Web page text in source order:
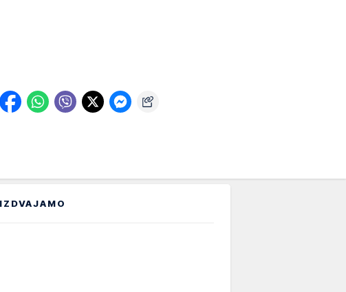
IZDVAJAMO